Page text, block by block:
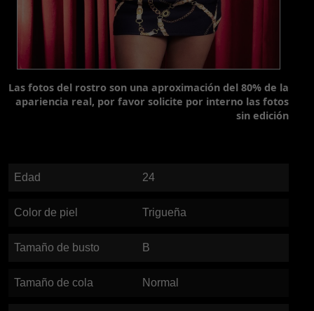
Las fotos del rostro son una aproximación del 80% de la
apariencia real, por favor solicite por interno las fotos
sin edición
Edad 24
Color de piel Trigueña
Tamaño de busto B
Tamaño de cola Normal